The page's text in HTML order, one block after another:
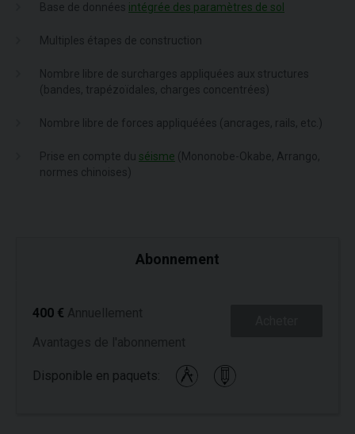
Base de données intégrée des paramètres de sol
Multiples étapes de construction
Nombre libre de surcharges appliquées aux structures
(bandes, trapézoïdales, charges concentrées)
Nombre libre de forces appliquéées (ancrages, rails, etc.)
Prise en compte du séisme (Mononobe-Okabe, Arrango,
normes chinoises)
Abonnement
400 €
Disponible en paquets: